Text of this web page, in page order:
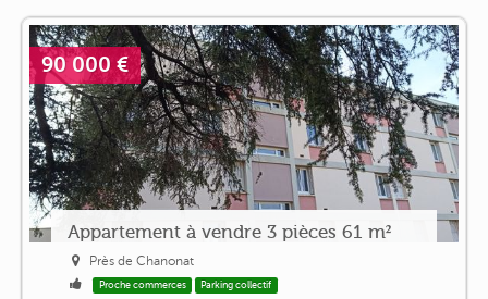
90 000 €
Appartement à vendre 3 pièces 61 m²
Près de Chanonat
Proche commerces Parking collectif